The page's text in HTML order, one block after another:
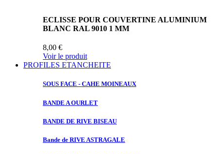
ECLISSE POUR COUVERTINE ALUMINIUM
BLANC RAL 9010 1 MM
8,00 €
Voir le produit
PROFILES ETANCHEITE
SOUS FACE - CAHE MOINEAUX
BANDE AOURLET
BANDE DE RIVE BISEAU
Bande de RIVE ASTRAGALE